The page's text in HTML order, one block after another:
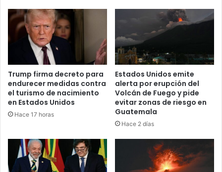
Trump firma decreto para
endurecer medidas contra
el turismo de nacimiento
en Estados Unidos
Hace 17 horas
Estados Unidos emite
alerta por erupción del
Volcán de Fuego y pide
evitar zonas de riesgo en
Guatemala
Hace 2 días